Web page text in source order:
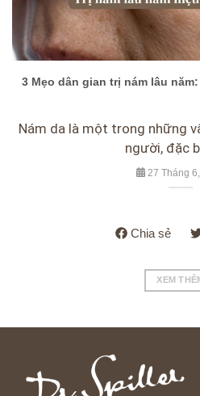
3 Mẹo dân gian trị nám lâu
Nám da là một trong những
người, đặc
27 Tháng
XEM
Chia sẻ